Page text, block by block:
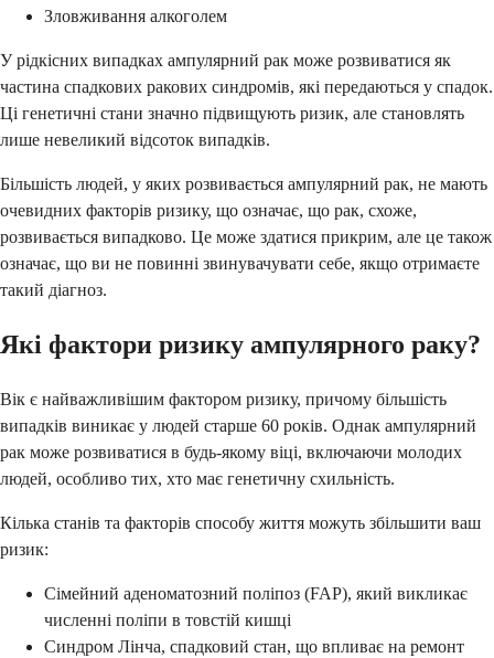
Зловживання алкоголем
У рідкісних випадках ампулярний рак може розвиватися як
частина спадкових ракових синдромів, які передаються у спадок.
Ці генетичні стани значно підвищують ризик, але становлять
лише невеликий відсоток випадків.
Більшість людей, у яких розвивається ампулярний рак, не мають
очевидних факторів ризику, що означає, що рак, схоже,
розвивається випадково. Це може здатися прикрим, але це також
означає, що ви не повинні звинувачувати себе, якщо отримаєте
такий діагноз.
Які фактори ризику ампулярного раку?
Вік є найважливішим фактором ризику, причому більшість
випадків виникає у людей старше 60 років. Однак ампулярний
рак може розвиватися в будь-якому віці, включаючи молодих
людей, особливо тих, хто має генетичну схильність.
Кілька станів та факторів способу життя можуть збільшити ваш
ризик:
Сімейний аденоматозний поліпоз (FAP), який викликає
численні поліпи в товстій кишці
Синдром Лінча, спадковий стан, що впливає на ремонт